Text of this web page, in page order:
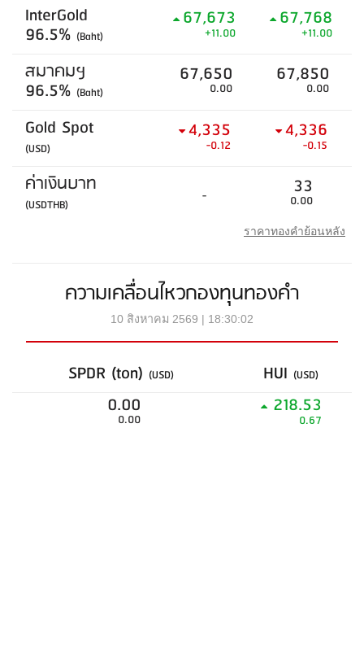
InterGold
96.5% (Baht)
67,673
+11.00
67,768
+11.00
สมาคมฯ
96.5% (Baht)
67,650
0.00
67,850
0.00
Gold Spot
(USD)
4,335
-0.12
4,336
-0.15
ค่าเงินบาท
(USDTHB) - 33
0.00
ราคาทองคำย้อนหลัง
ความเคลื่อนไหวกองทุนทองคำ
10 สิงหาคม 2569 | 18:30:02
SPDR (ton) (USD) HUI (USD)
0.00
0.00
218.53
0.67